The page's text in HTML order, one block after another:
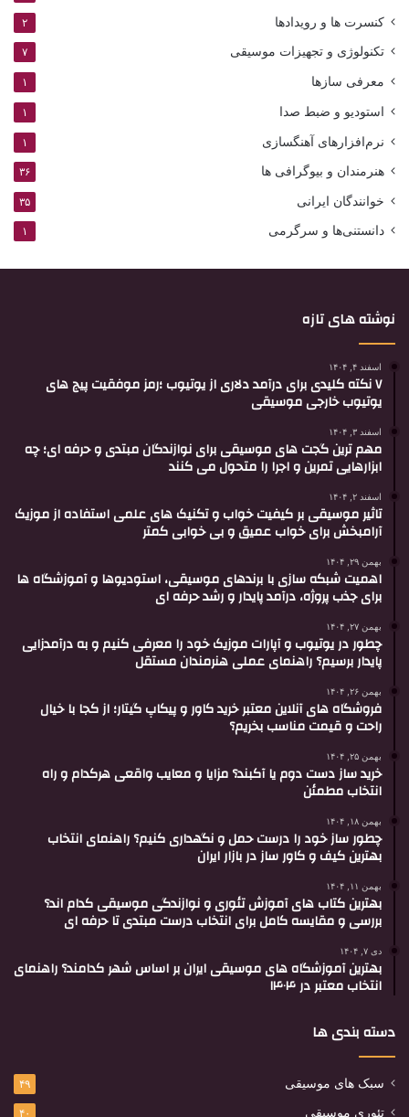
کنسرت ها و رویدادها ۲
تکنولوژی و تجهیزات موسیقی ۷
معرفی سازها ۱
استودیو و ضبط صدا ۱
نرم‌افزارهای آهنگسازی ۱
هنرمندان و بیوگرافی ها ۳۶
خوانندگان ایرانی ۳۵
دانستنی‌ها و سرگرمی ۱
نوشته های تازه
اسفند ۴, ۱۴۰۴
۷ نکته کلیدی برای درآمد دلاری از یوتیوب ؛رمز موفقیت پیج های
یوتیوب خارجی موسیقی
اسفند ۳, ۱۴۰۴
مهم ترین گجت های موسیقی برای نوازندگان مبتدی و حرفه ای؛ چه
ابزارهایی تمرین و اجرا را متحول می کنند
اسفند ۲, ۱۴۰۴
تاثیر موسیقی بر کیفیت خواب و تکنیک های علمی استفاده از موزیک
آرامبخش برای خواب عمیق و بی خوابی کمتر
بهمن ۲۹, ۱۴۰۴
اهمیت شبکه سازی با برندهای موسیقی، استودیوها و آموزشگاه ها
برای جذب پروژه، درآمد پایدار و رشد حرفه ای
بهمن ۲۷, ۱۴۰۴
چطور در یوتیوب و آپارات موزیک خود را معرفی کنیم و به درآمدزایی
پایدار برسیم؟ راهنمای عملی هنرمندان مستقل
بهمن ۲۶, ۱۴۰۴
فروشگاه های آنلاین معتبر خرید کاور و پیکاپ گیتار؛ از کجا با خیال
راحت و قیمت مناسب بخریم؟
بهمن ۲۵, ۱۴۰۴
خرید ساز دست دوم یا آکبند؟ مزایا و معایب واقعی هرکدام و راه
انتخاب مطمئن
بهمن ۱۸, ۱۴۰۴
چطور ساز خود را درست حمل و نگهداری کنیم؟ راهنمای انتخاب
بهترین کیف و کاور ساز در بازار ایران
بهمن ۱۱, ۱۴۰۴
بهترین کتاب های آموزش تئوری و نوازندگی موسیقی کدام اند؟
بررسی و مقایسه کامل برای انتخاب درست مبتدی تا حرفه ای
دی ۷, ۱۴۰۴
بهترین آموزشگاه های موسیقی ایران بر اساس شهر کدامند؟ راهنمای
انتخاب معتبر در ۱۴۰۴
دسته بندی ها
سبک های موسیقی ۴۹
تئوری موسیقی ۴۰